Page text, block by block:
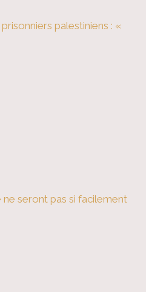
palestiniens : «
ne seront pas si facilement